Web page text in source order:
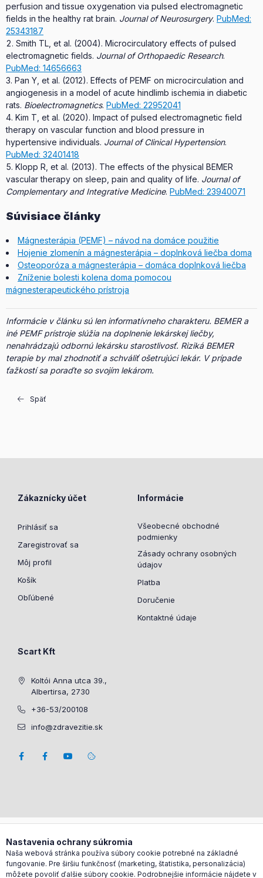
perfusion and tissue oxygenation via pulsed electromagnetic
fields in the healthy rat brain. Journal of Neurosurgery. PubMed:
25343187
Smith TL, et al. (2004). Microcirculatory effects of pulsed
electromagnetic fields. Journal of Orthopaedic Research.
PubMed: 14656663
Pan Y, et al. (2012). Effects of PEMF on microcirculation and
angiogenesis in a model of acute hindlimb ischemia in diabetic
rats. Bioelectromagnetics. PubMed: 22952041
Kim T, et al. (2020). Impact of pulsed electromagnetic field
therapy on vascular function and blood pressure in
hypertensive individuals. Journal of Clinical Hypertension.
PubMed: 32401418
Klopp R, et al. (2013). The effects of the physical BEMER
vascular therapy on sleep, pain and quality of life. Journal of
Complementary and Integrative Medicine. PubMed: 23940071
Súvisiace články
Mágnesterápia (PEMF) – návod na domáce použitie
Hojenie zlomenín a mágnesterápia – doplnková liečba doma
Osteoporóza a mágnesterápia – domáca doplnková liečba
Zníženie bolesti kolena doma pomocou
mágnesterapeutického prístroja
Informácie v článku sú len informatívneho charakteru. BEMER a
iné PEMF prístroje slúžia na doplnenie lekárskej liečby,
nenahrádzajú odbornú lekársku starostlivosť. Riziká BEMER
terapie by mal zhodnotiť a schváliť ošetrujúci lekár. V prípade
ťažkostí sa poraďte so svojím lekárom.
Späť
Zákaznícky účet
Prihlásiť sa
Zaregistrovať sa
Môj profil
Košík
Obľúbené
Informácie
Všeobecné obchodné
podmienky
Zásady ochrany osobných
údajov
Platba
Doručenie
Kontaktné údaje
Scart Kft
Koltói Anna utca 39.,
Albertirsa, 2730
+36-53/200108
info@zdravezitie.sk
Nastavenia ochrany súkromia
Naša webová stránka používa súbory cookie potrebné na základné
fungovanie. Pre širšiu funkčnosť (marketing, štatistika, personalizácia)
môžete povoliť ďalšie súbory cookie. Podrobnejšie informácie nájdete v